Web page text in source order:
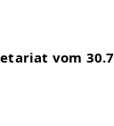
vom